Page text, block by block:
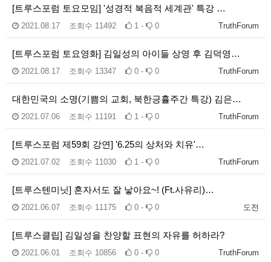
[트루스포럼 토요모임] '성경적 복음적 세계관' 특강 …
TruthForum
2021.08.17 조회수 11492 1 - 0
[트루스포럼 토요영화] 김일성의 아이들 상영 후 김덕영…
TruthForum
2021.08.17 조회수 13347 0 - 0
대한민국의 소명(기쁨의 교회, 북한긍휼주간 특강) 김은…
TruthForum
2021.07.06 조회수 11191 1 - 0
[트루스포럼 제59회 강연] '6.25의 상처와 치유'…
TruthForum
2021.07.02 조회수 11030 1 - 0
[트루스텐미닛] 혼자서도 잘 낳아요~! (Ft.사유리)…
도전
2021.06.07 조회수 11175 0 - 0
[트루스클립] 김일성을 찬양할 표현의 자유를 허하라?
TruthForum
2021.06.01 조회수 10856 0 - 0